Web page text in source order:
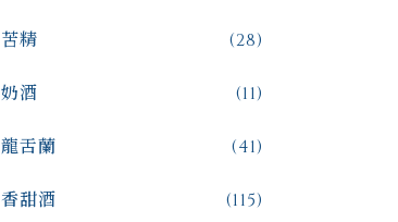
苦精 (28)
奶酒 (11)
龍舌蘭 (41)
香甜酒 (115)